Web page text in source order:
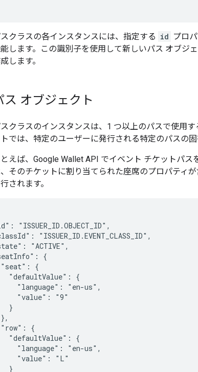
クラスの各インスタンスには、指定する id プロ
します。この識別子を使用して新しいパス オブジ
します。
ス オブジェクト
クラスのインスタンスは、1 つ以上のパスで使用
では、特定のユーザーに発行される特定のパスの固
えば、Google Wallet API でイベント チケットパス
そのチケットに割り当てられた座席のプロパティ
されます。
"ISSUER_ID.OBJECT_ID",
"ISSUER_ID.EVENT_CLASS_ID",
"ACTIVE",
{
{
"defaultValue": {
"language": "en-us",
"value": "9"
}
{
"defaultValue": {
"language": "en-us",
"value": "L"
}